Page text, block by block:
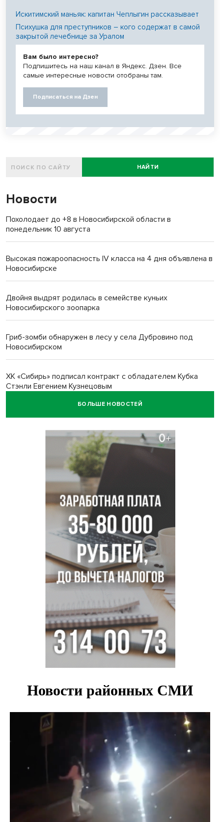
Искитимский маньяк: капитан Чеплыгин рассказывает
Психушка для преступников – кого содержат в самой
закрытой лечебнице за Уралом
Вам было интересно?
Подпишитесь на наш канал в Яндекс. Дзен. Все
самые интересные новости отобраны там.
Подписаться на Дзен
НАЙТИ
Новости
Похолодает до +8 в Новосибирской области в
понедельник 10 августа
Высокая пожароопасность IV класса на 4 дня объявлена в
Новосибирске
Двойня выдрят родилась в семействе куньих
Новосибирского зоопарка
Гриб-зомби обнаружен в лесу у села Дубровино под
Новосибирском
ХК «Сибирь» подписал контракт с обладателем Кубка
Стэнли Евгением Кузнецовым
БОЛЬШЕ НОВОСТЕЙ